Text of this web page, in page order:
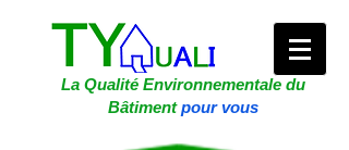
La Qualité Environnementale du
Bâtiment pour vous